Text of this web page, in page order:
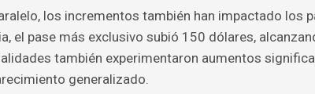
los incrementos también han impactado los
el pase más exclusivo subió 150 dólares,
también experimentaron aumentos
generalizado.